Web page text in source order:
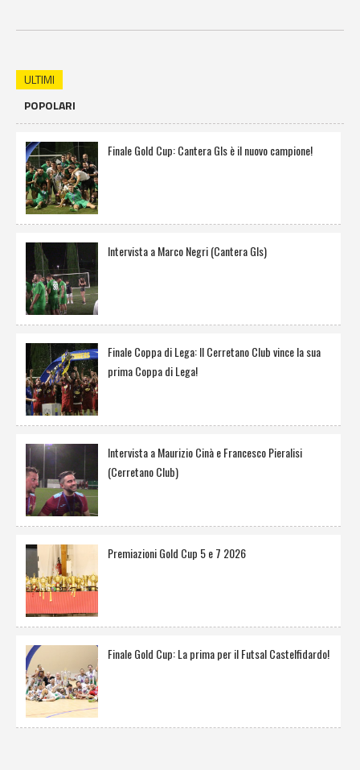
ULTIMI
POPOLARI
Finale Gold Cup: Cantera Gls è il nuovo campione!
Intervista a Marco Negri (Cantera Gls)
Finale Coppa di Lega: Il Cerretano Club vince la sua
prima Coppa di Lega!
Intervista a Maurizio Cinà e Francesco Pieralisi
(Cerretano Club)
Premiazioni Gold Cup 5 e 7 2026
Finale Gold Cup: La prima per il Futsal Castelfidardo!